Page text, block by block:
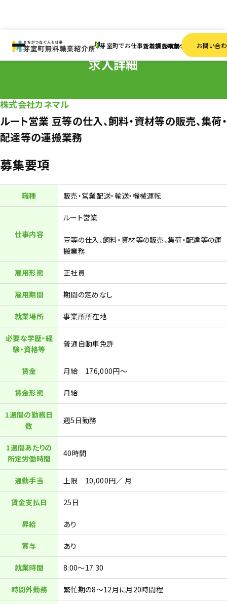
芽室町でお仕事をお探しの方へ
新着情報求人検索事業者一覧お問い合
ルート営業 豆等の仕入、飼料・資材等の販売、集荷・配達等
求人詳細
株式会社カネマル
ルート営業 豆等の仕入、飼料・資材等の販売、集荷・
配達等の運搬業務
募集要項
職種 販売・営業配送・輸送・機械運転
仕事内容
ルート営業
豆等の仕入、飼料・資材等の販売、集荷・配達等の運
搬業務
雇用形態 正社員
雇用期間 期間の定めなし
就業場所 事業所所在地
必要な学歴・経
験・資格等
普通自動車免許
賃金 月給 176,000円〜
賃金形態 月給
1週間の勤務日
数
週5日勤務
1週間あたりの
所定労働時間
40時間
通勤手当 上限 10,000円／ 月
賃金支払日 25日
昇給 あり
賞与 あり
就業時間 8:00～17:30
時間外勤務 繁忙期の8～12月に月20時間程